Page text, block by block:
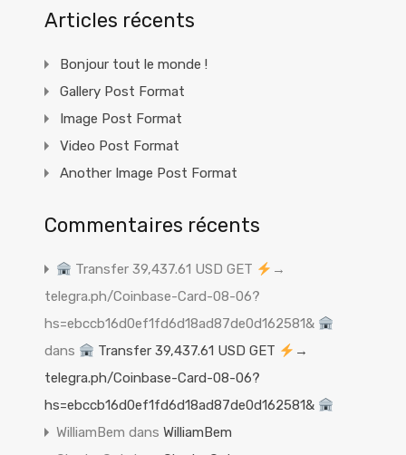
Articles récents
Bonjour tout le monde !
Gallery Post Format
Image Post Format
Video Post Format
Another Image Post Format
Commentaires récents
Transfer 39,437.61 USD GET
→
telegra.ph/Coinbase-Card-08-06?
hs=ebccb16d0ef1fd6d18ad87de0d162581&
dans
Transfer 39,437.61 USD GET
→
telegra.ph/Coinbase-Card-08-06?
hs=ebccb16d0ef1fd6d18ad87de0d162581&
WilliamBem dans WilliamBem